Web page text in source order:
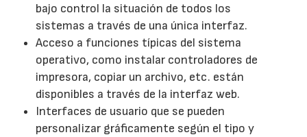
bajo control la situación de todos los
sistemas a través de una única interfaz.
Acceso a funciones típicas del sistema
operativo, como instalar controladores de
impresora, copiar un archivo, etc. están
disponibles a través de la interfaz web.
Interfaces de usuario que se pueden
personalizar gráficamente según el tipo y